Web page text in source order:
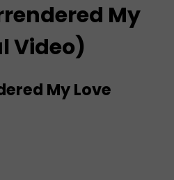
My
Video)
My Love